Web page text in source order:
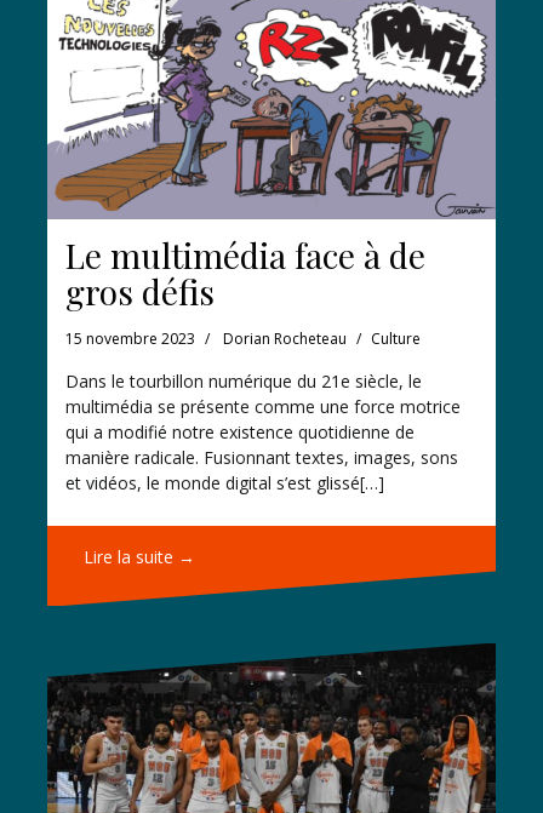
Le multimédia face à de
gros défis
15 novembre 2023 Dorian Rocheteau Culture
Dans le tourbillon numérique du 21e siècle, le
multimédia se présente comme une force motrice
qui a modifié notre existence quotidienne de
manière radicale. Fusionnant textes, images, sons
et vidéos, le monde digital s’est glissé[…]
Lire la suite →